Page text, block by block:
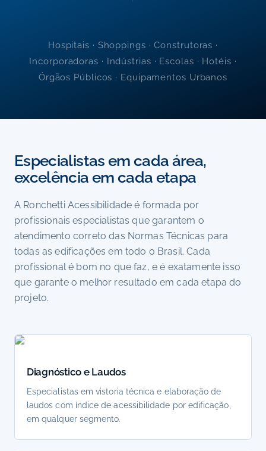
Hospitais · Shoppings · Construtoras ·
Incorporadoras · Indústrias · Escolas · Hotéis ·
Órgãos Públicos · Equipamentos Urbanos
Especialistas em cada área,
excelência em cada etapa
A Ronchetti Acessibilidade é formada por
profissionais especialistas que garantem o
atendimento correto das Normas Técnicas para
todas as edificações em todo o Brasil. Cada
profissional é bom no que faz, e é exatamente isso
que garante o melhor resultado em cada etapa do
projeto.
Diagnóstico e Laudos
Especialistas em vistoria técnica e elaboração de
laudos com índice de acessibilidade por edificação,
em qualquer segmento.